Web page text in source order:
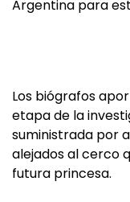
Argentina para
Los biógrafos
etapa de la
suministrada por
alejados al cerco
futura princesa.